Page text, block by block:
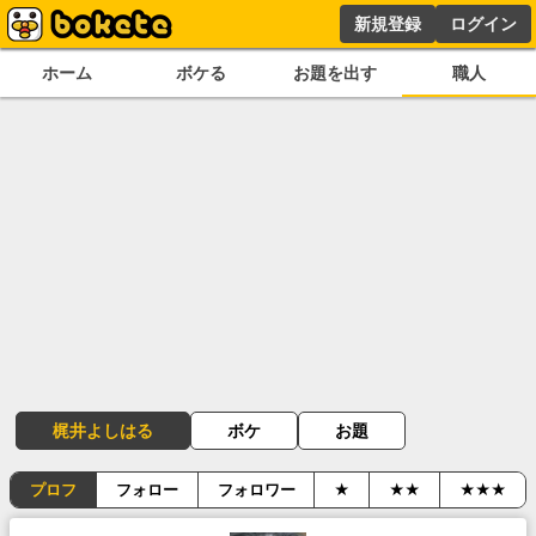
新規登録 ログイン
ホーム ボケる お題を出す 職人
梶井よしはる ボケ お題
プロフ フォロー フォロワー ★ ★★ ★★★